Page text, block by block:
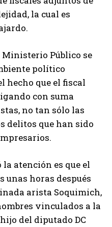
la cual es
Público se
político
hecho que el fiscal
con suma
no tan sólo las
delitos que han sido
atención es que el
unas horas después
arista Soquimich,
vinculados a la
del diputado DC